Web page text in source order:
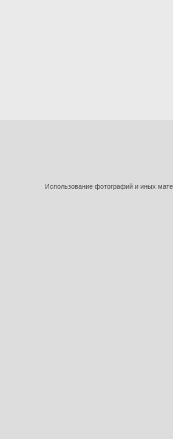
Использование фотографий и иных